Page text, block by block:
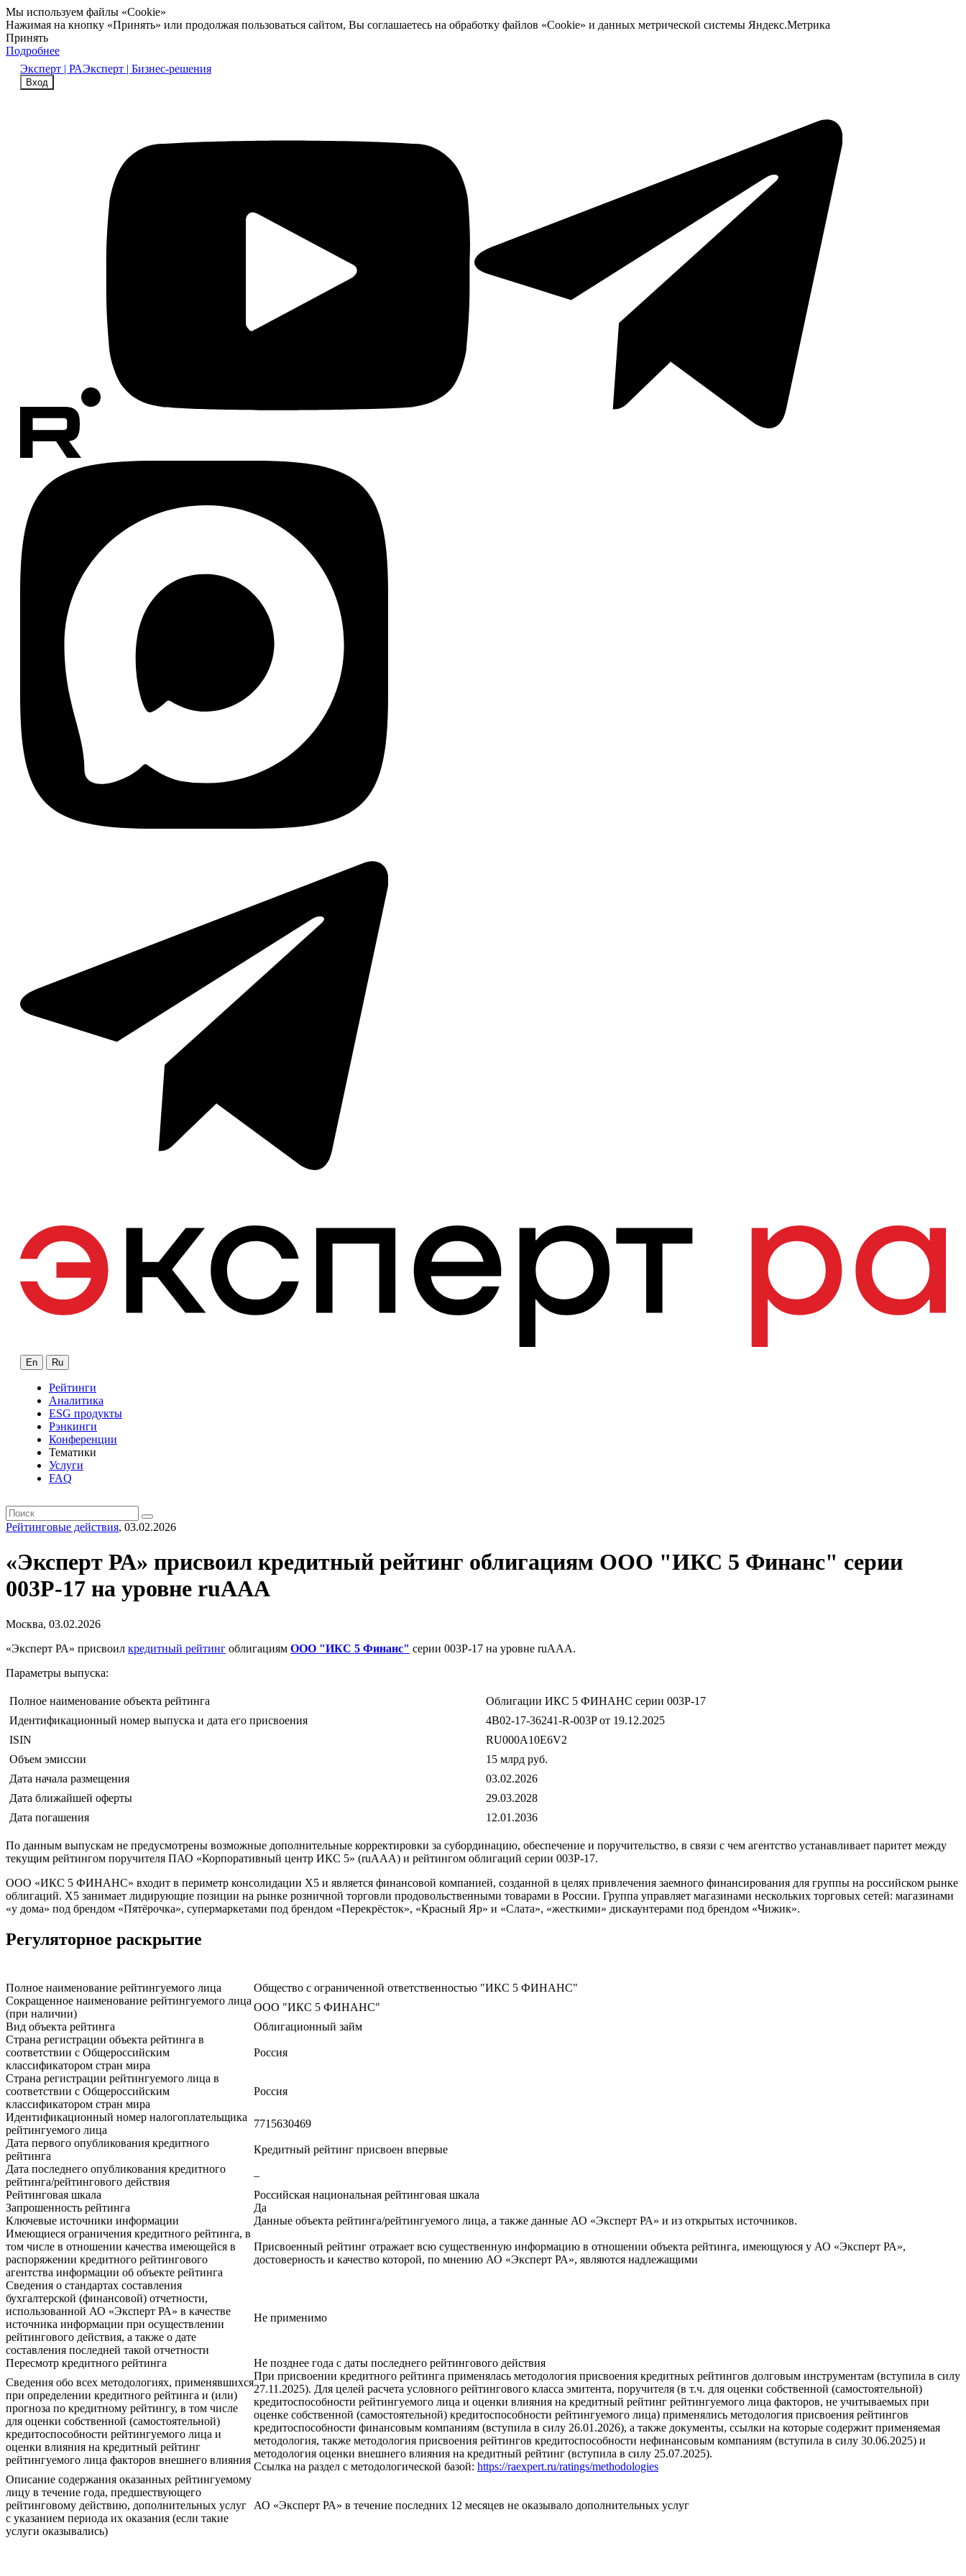
Мы используем файлы «Cookie»
Нажимая на кнопку «Принять» или продолжая пользоваться сайтом, Вы соглашаетесь на обработку файлов «Cookie» и данных метрической системы Яндекс.Метрика
Принять
Подробнее
Эксперт | РАЭксперт | Бизнес-решения
Вход
En Ru
Рейтинги
Аналитика
ESG продукты
Рэнкинги
Конференции
Тематики
Услуги
FAQ
Рейтинговые действия, 03.02.2026
«Эксперт РА» присвоил кредитный рейтинг облигациям ООО "ИКС 5 Финанс" серии
003P-17 на уровне ruAAA
Москва, 03.02.2026
«Эксперт РА» присвоил кредитный рейтинг облигациям ООО "ИКС 5 Финанс" серии 003P-17 на уровне ruAAA.
Параметры выпуска:
Полное наименование объекта рейтинга Облигации ИКС 5 ФИНАНС серии 003P-17
Идентификационный номер выпуска и дата его присвоения
4B02-17-36241-R-003P от 19.12.2025
ISIN
RU000A10E6V2
Объем эмиссии
15 млрд руб.
Дата начала размещения
03.02.2026
Дата ближайшей оферты
29.03.2028
Дата погашения
12.01.2036
По данным выпускам не предусмотрены возможные дополнительные корректировки за субординацию, обеспечение и поручительство, в связи с чем агентство устанавливает паритет между
текущим рейтингом поручителя ПАО «Корпоративный центр ИКС 5» (ruAAA) и рейтингом облигаций серии 003P-17.
ООО «ИКС 5 ФИНАНС» входит в периметр консолидации Х5 и является финансовой компанией, созданной в целях привлечения заемного финансирования для группы на российском рынке
облигаций. Х5 занимает лидирующие позиции на рынке розничной торговли продовольственными товарами в России. Группа управляет магазинами нескольких торговых сетей: магазинами
«у дома» под брендом «Пятёрочка», супермаркетами под брендом «Перекрёсток», «Красный Яр» и «Слата», «жесткими» дискаунтерами под брендом «Чижик».
Регуляторное раскрытие
Полное наименование рейтингуемого лица
Общество с ограниченной ответственностью "ИКС 5 ФИНАНС"
Сокращенное наименование рейтингуемого лица
(при наличии)
ООО "ИКС 5 ФИНАНС"
Вид объекта рейтинга
Облигационный займ
Страна регистрации объекта рейтинга в
соответствии с Общероссийским
классификатором стран мира
Россия
Страна регистрации рейтингуемого лица в
соответствии с Общероссийским
классификатором стран мира
Россия
Идентификационный номер налогоплательщика
рейтингуемого лица
7715630469
Дата первого опубликования кредитного
рейтинга
Кредитный рейтинг присвоен впервые
Дата последнего опубликования кредитного
рейтинга/рейтингового действия
–
Рейтинговая шкала
Российская национальная рейтинговая шкала
Запрошенность рейтинга
Да
Ключевые источники информации
Данные объекта рейтинга/рейтингуемого лица, а также данные АО «Эксперт РА» и из открытых источников.
Имеющиеся ограничения кредитного рейтинга, в
том числе в отношении качества имеющейся в
распоряжении кредитного рейтингового
агентства информации об объекте рейтинга
Присвоенный рейтинг отражает всю существенную информацию в отношении объекта рейтинга, имеющуюся у АО «Эксперт РА»,
достоверность и качество которой, по мнению АО «Эксперт РА», являются надлежащими
Сведения о стандартах составления
бухгалтерской (финансовой) отчетности,
использованной АО «Эксперт РА» в качестве
источника информации при осуществлении
рейтингового действия, а также о дате
составления последней такой отчетности
Не применимо
Пересмотр кредитного рейтинга
Не позднее года с даты последнего рейтингового действия
Сведения обо всех методологиях, применявшихся
при определении кредитного рейтинга и (или)
прогноза по кредитному рейтингу, в том числе
для оценки собственной (самостоятельной)
кредитоспособности рейтингуемого лица и
оценки влияния на кредитный рейтинг
рейтингуемого лица факторов внешнего влияния
При присвоении кредитного рейтинга применялась методология присвоения кредитных рейтингов долговым инструментам (вступила в силу
27.11.2025). Для целей расчета условного рейтингового класса эмитента, поручителя (в т.ч. для оценки собственной (самостоятельной)
кредитоспособности рейтингуемого лица и оценки влияния на кредитный рейтинг рейтингуемого лица факторов, не учитываемых при
оценке собственной (самостоятельной) кредитоспособности рейтингуемого лица) применялись методология присвоения рейтингов
кредитоспособности финансовым компаниям (вступила в силу 26.01.2026), а также документы, ссылки на которые содержит применяемая
методология, также методология присвоения рейтингов кредитоспособности нефинансовым компаниям (вступила в силу 30.06.2025) и
методология оценки внешнего влияния на кредитный рейтинг (вступила в силу 25.07.2025).
Ссылка на раздел с методологической базой: https://raexpert.ru/ratings/methodologies
Описание содержания оказанных рейтингуемому
лицу в течение года, предшествующего
рейтинговому действию, дополнительных услуг
с указанием периода их оказания (если такие
услуги оказывались)
АО «Эксперт РА» в течение последних 12 месяцев не оказывало дополнительных услуг